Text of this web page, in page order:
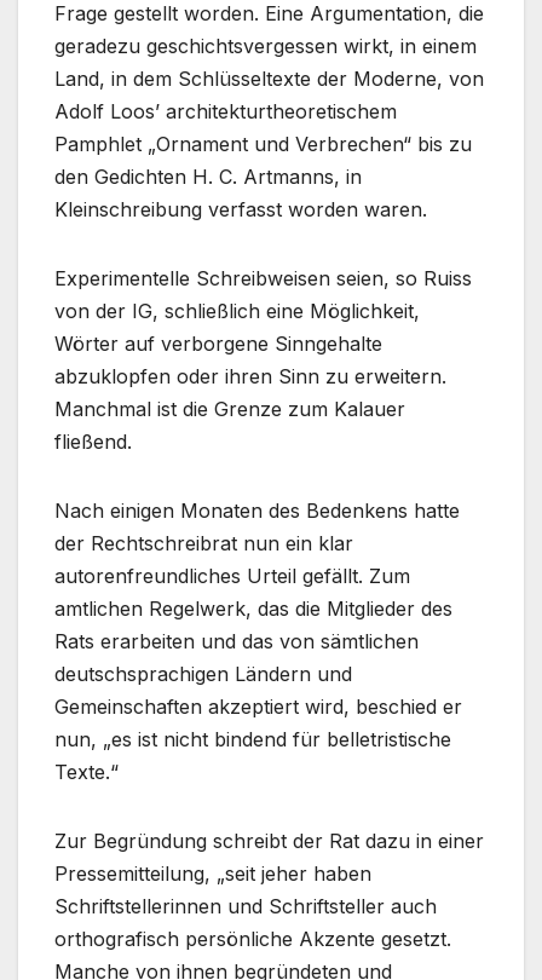
Frage gestellt worden. Eine Argumentation, die
geradezu geschichtsvergessen wirkt, in einem
Land, in dem Schlüsseltexte der Moderne, von
Adolf Loos’ architekturtheoretischem
Pamphlet „Ornament und Verbrechen“ bis zu
den Gedichten H. C. Artmanns, in
Kleinschreibung verfasst worden waren.
Experimentelle Schreibweisen seien, so Ruiss
von der IG, schließlich eine Möglichkeit,
Wörter auf verborgene Sinngehalte
abzuklopfen oder ihren Sinn zu erweitern.
Manchmal ist die Grenze zum Kalauer
fließend.
Nach einigen Monaten des Bedenkens hatte
der Rechtschreibrat nun ein klar
autorenfreundliches Urteil gefällt. Zum
amtlichen Regelwerk, das die Mitglieder des
Rats erarbeiten und das von sämtlichen
deutschsprachigen Ländern und
Gemeinschaften akzeptiert wird, beschied er
nun, „es ist nicht bindend für belletristische
Texte.“
Zur Begründung schreibt der Rat dazu in einer
Pressemitteilung, „seit jeher haben
Schriftstellerinnen und Schriftsteller auch
orthografisch persönliche Akzente gesetzt.
Manche von ihnen begründeten und